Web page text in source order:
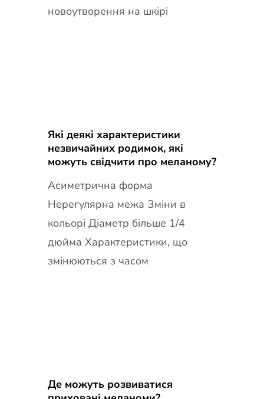
новоутворення на шкірі
Які деякі характеристики
незвичайних родимок, які
можуть свідчити про меланому?
Асиметрична форма
Нерегулярна межа Зміни в
кольорі Діаметр більше 1/4
дюйма Характеристики, що
змінюються з часом
Де можуть розвиватися